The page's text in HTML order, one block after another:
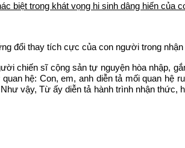
biệt trong khát vọng hi sinh dâng hiến của
đổi thay tích cực của con người trong
chiến sĩ cộng sản tự nguyện hòa nhập,
hệ: Con, em, anh diễn tả mối quan hệ
vậy, Từ ấy diễn tả hành trình nhận